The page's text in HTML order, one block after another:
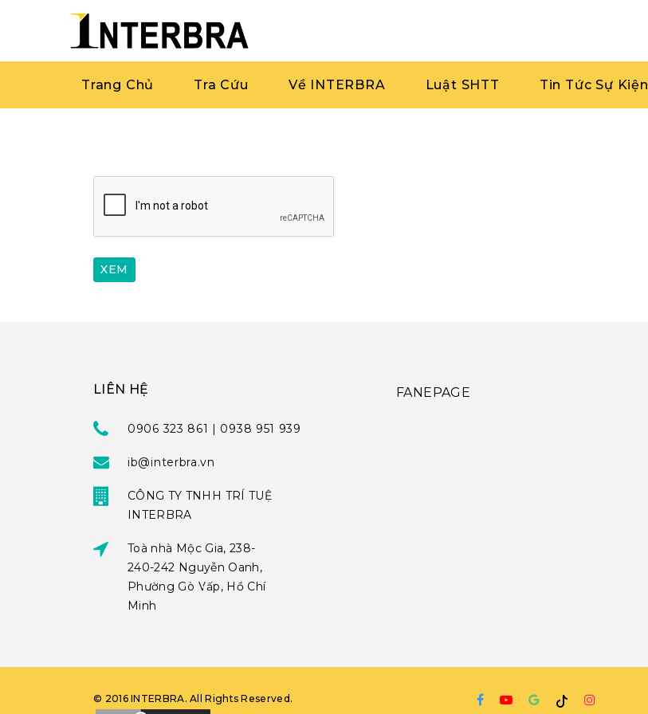
Trang Chủ Tra Cứu Về INTERBRA Luật SHTT Tin Tức Sự Kiện
LIÊN HỆ
0906 323 861 | 0938 951 939
ib@interbra.vn
CÔNG TY TNHH TRÍ TUỆ
INTERBRA
Toà nhà Mộc Gia, 238-
240-242 Nguyễn Oanh,
Phường Gò Vấp, Hồ Chí
Minh
FANEPAGE
© 2016 INTERBRA. All Rights Reserved.